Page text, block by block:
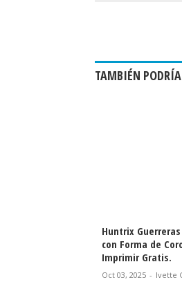
TAMBIÉN
Huntrix
con Forma de
Imprimir Gratis.
Oct 03, 2025 - Ivette